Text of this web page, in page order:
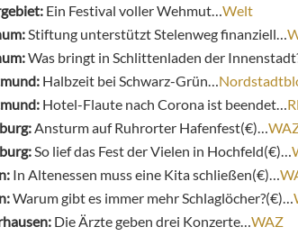
Ein Festival voller Wehmut… Welt
Stiftung unterstützt Stelenweg finanziell…
Was bringt in Schlittenladen der
Halbzeit bei Schwarz-Grün…
Hotel-Flaute nach Corona ist beendet…
Ansturm auf Ruhrorter Hafenfest(€)…
So lief das Fest der Vielen in Hochfeld(€)…
In Altenessen muss eine Kita schließen(€)…
Warum gibt es immer mehr Schlaglöcher?(€)…
Die Ärzte geben drei Konzerte… WAZ